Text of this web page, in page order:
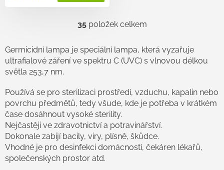
O
l
á
d
í
p
r
v
k
y
v
35položek celkem
Germicidní lampa je speciální lampa, která vyzařuje
ultrafialové záření ve spektru C (UVC) s vlnovou délkou
světla 253,7 nm.
Používá se pro sterilizaci prostředí, vzduchu, kapalin nebo
povrchu předmětů, tedy všude, kde je potřeba v krátkém
čase dosáhnout vysoké sterility.
Nejčastěji ve zdravotnictví a potravinářství.
Dokonale zabijí bacily, viry, plísně, škůdce.
Vhodné je pro desinfekci domácností, čekáren lékařů,
společenských prostor atd.